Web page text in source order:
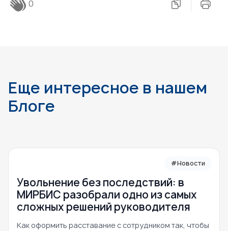
0
Еще интересное в нашем
Блоге
#Новости
Увольнение без последствий: в
МИРБИС разобрали одно из самых
сложных решений руководителя
Как оформить расставание с сотрудником так, чтобы